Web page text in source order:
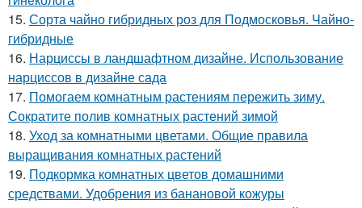
15. Сорта чайно гибридных роз для Подмосковья. Чайно-
гибридные
16. Нарциссы в ландшафтном дизайне. Использование
нарциссов в дизайне сада
17. Помогаем комнатным растениям пережить зиму.
Сократите полив комнатных растений зимой
18. Уход за комнатными цветами. Общие правила
выращивания комнатных растений
19. Подкормка комнатных цветов домашними
средствами. Удобрения из банановой кожуры